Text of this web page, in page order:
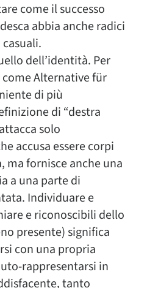
come il successo
abbia anche radici
dell’identità. Per
Alternative für
di più
di “destra
solo
accusa essere corpi
ma fornisce anche una
a una parte di
Individuare e
e riconoscibili dello
presente) significa
con una propria
rappresentarsi in
tanto